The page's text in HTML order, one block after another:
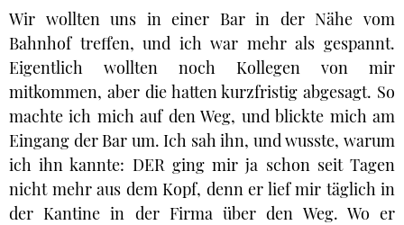
Wir wollten uns in einer Bar in der Nähe vom
Bahnhof treffen, und ich war mehr als gespannt.
Eigentlich wollten noch Kollegen von mir
mitkommen, aber die hatten kurzfristig abgesagt. So
machte ich mich auf den Weg, und blickte mich am
Eingang der Bar um. Ich sah ihn, und wusste, warum
ich ihn kannte: DER ging mir ja schon seit Tagen
nicht mehr aus dem Kopf, denn er lief mir täglich in
der Kantine in der Firma über den Weg. Wo er